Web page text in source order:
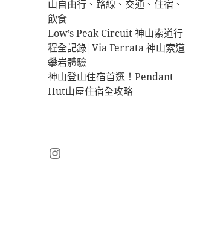
山自由行、路線、交通、住宿、
飲食
Low’s Peak Circuit 神山索道行
程全記錄|Via Ferrata 神山索道
攀岩體驗
神山登山住宿首選！Pendant
Hut山屋住宿全攻略
Instagram